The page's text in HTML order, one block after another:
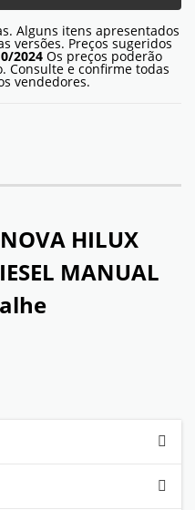
Alguns itens apresentados
versões. Preços sugeridos
2024 Os preços poderão
Consulte e confirme todas
vendedores.
HILUX
MANUAL